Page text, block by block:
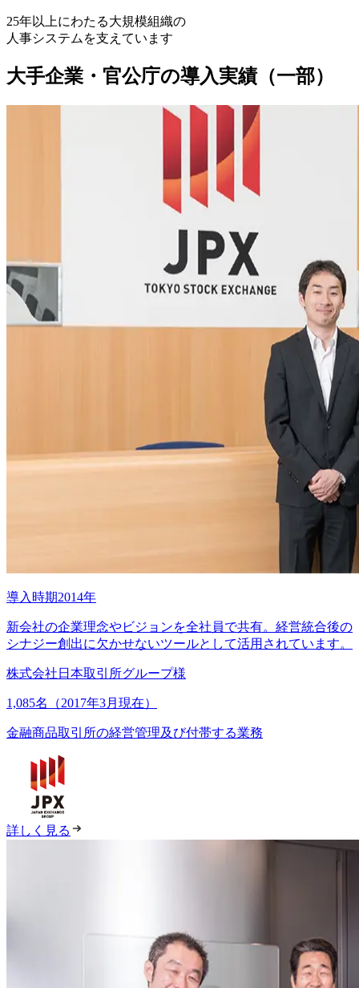
25年以上にわたる大規模組織の
人事システムを支えています
大手企業・官公庁の導入実績（一部）
導入時期2014年
新会社の企業理念やビジョンを全社員で共有。経営統合後の
シナジー創出に欠かせないツールとして活用されています。
株式会社日本取引所グループ様
1,085名（2017年3月現在）
金融商品取引所の経営管理及び付帯する業務
詳しく見る